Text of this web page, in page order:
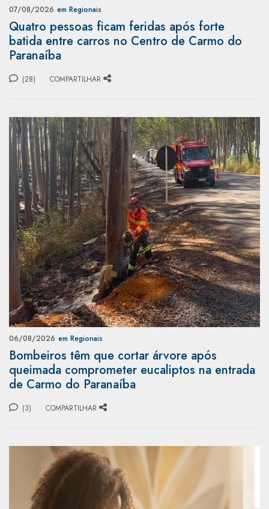
07/08/2026 em Regionais
Quatro pessoas ficam feridas após forte
batida entre carros no Centro de Carmo do
Paranaíba
(28) COMPARTILHAR
06/08/2026 em Regionais
Bombeiros têm que cortar árvore após
queimada comprometer eucaliptos na entrada
de Carmo do Paranaíba
(3) COMPARTILHAR